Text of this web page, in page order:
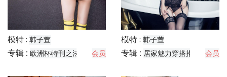
模特 : 韩子萱
专辑 : 欧洲杯特刊之法国宝贝
会员
模特 : 韩子萱
专辑 : 居家魅力穿搭推荐 会员